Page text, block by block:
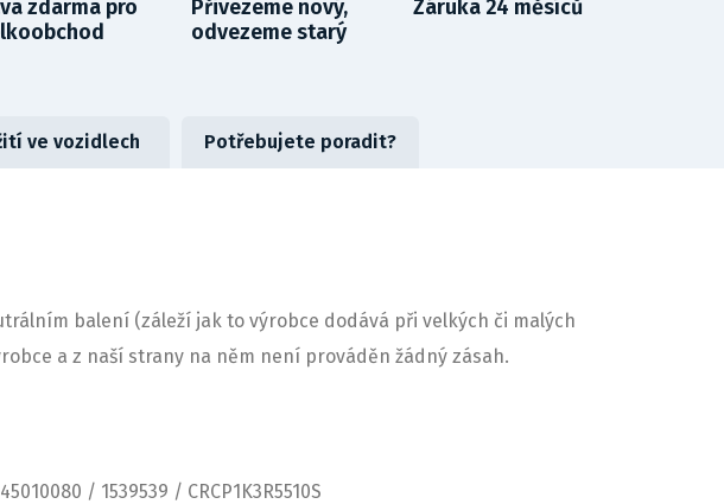
zdarma pro
Přivezeme nový,
odvezeme starý
Záruka 24 měsíců
ve vozidlech Potřebujete poradit?
balení (záleží jak to výrobce dodává při velkých či malých
a z naší strany na něm není prováděn žádný zásah.
/ 1539539 / CRCP1K3R5510S